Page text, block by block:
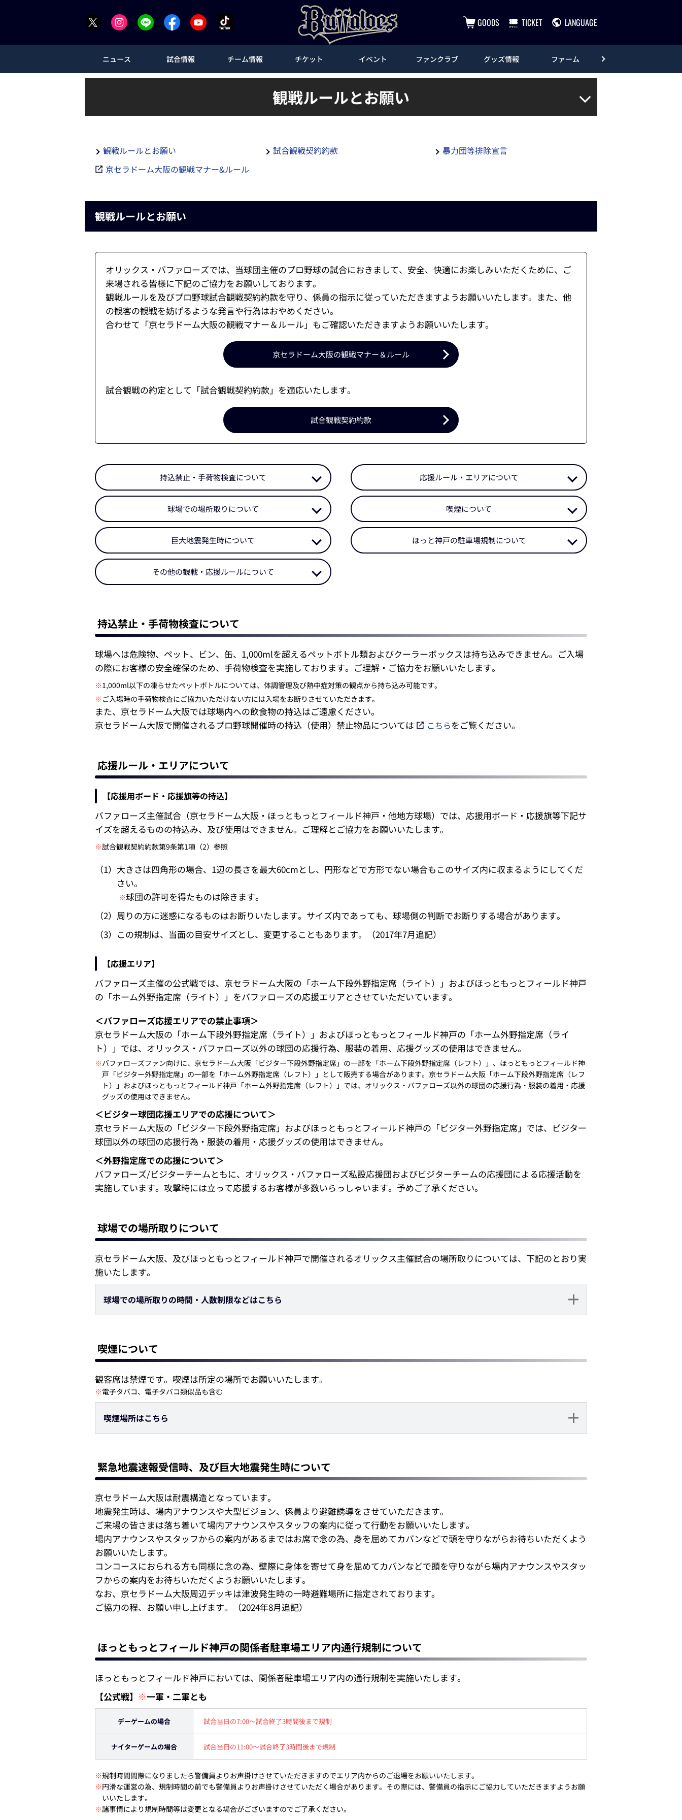
GOODS TICKET LANGUAGE
ニュース 試合情報 チーム情報 チケット イベント ファンクラブ グッズ情報 ファーム
観戦ルールとお願い
観戦ルールとお願い 試合観戦契約約款
暴力団等排除宣言
京セラドーム大阪の観戦マナー&ルール
観戦ルールとお願い
オリックス・バファローズでは、当球団主催のプロ野球の試合におきまして、安全、快適にお楽しみいただくために、ご
来場される皆様に下記のご協力をお願いしております。
観戦ルールを及びプロ野球試合観戦契約約款を守り、係員の指示に従っていただきますようお願いいたします。また、他
の観客の観戦を妨げるような発言や行為はおやめください。
合わせて「京セラドーム大阪の観戦マナー＆ルール」もご確認いただきますようお願いいたします。
京セラドーム大阪の観戦マナー＆ルール
試合観戦の約定として「試合観戦契約約款」を適応いたします。
試合観戦契約約款
持込禁止・手荷物検査について 応援ルール・エリアについて
球場での場所取りについて 喫煙について
巨大地震発生時について ほっと神戸の駐車場規制について
その他の観戦・応援ルールについて
持込禁止・手荷物検査について
球場へは危険物、ペット、ビン、缶、1,000mlを超えるペットボトル類およびクーラーボックスは持ち込みできません。ご入場
の際にお客様の安全確保のため、手荷物検査を実施しております。ご理解・ご協力をお願いいたします。
※1,000ml以下の凍らせたペットボトルについては、体調管理及び熱中症対策の観点から持ち込み可能です。
※ ご入場時の手荷物検査にご協力いただけない方には入場をお断りさせていただきます。
また、京セラドーム大阪では球場内への飲食物の持込はご遠慮ください。
京セラドーム大阪で開催されるプロ野球開催時の持込（使用）禁止物品については
こちらをご覧ください。
応援ルール・エリアについて
【応援用ボード・応援旗等の持込】
バファローズ主催試合（京セラドーム大阪・ほっともっとフィールド神戸・他地方球場）では、応援用ボード・応援旗等下記サ
イズを超えるものの持込み、及び使用はできません。ご理解とご協力をお願いいたします。
※試合観戦契約約款第9条第1項（2）参照
（1）大きさは四角形の場合、1辺の長さを最大60cmとし、円形などで方形でない場合もこのサイズ内に収まるようにしてくだ
さい。
※球団の許可を得たものは除きます。
（2）周りの方に迷惑になるものはお断りいたします。サイズ内であっても、球場側の判断でお断りする場合があります。
（3）この規制は、当面の目安サイズとし、変更することもあります。（2017年7月追記）
【応援エリア】
バファローズ主催の公式戦では、京セラドーム大阪の「ホーム下段外野指定席（ライト）」およびほっともっとフィールド神戸
の「ホーム外野指定席（ライト）」をバファローズの応援エリアとさせていただいています。
＜バファローズ応援エリアでの禁止事項＞
京セラドーム大阪の「ホーム下段外野指定席（ライト）」およびほっともっとフィールド神戸の「ホーム外野指定席（ライ
ト）」では、オリックス・バファローズ以外の球団の応援行為、服装の着用、応援グッズの使用はできません。
※バファローズファン向けに、京セラドーム大阪「ビジター下段外野指定席」の一部を「ホーム下段外野指定席（レフト）」、ほっともっとフィールド神
戸「ビジター外野指定席」の一部を「ホーム外野指定席（レフト）」として販売する場合があります。京セラドーム大阪「ホーム下段外野指定席（レフ
ト）」およびほっともっとフィールド神戸「ホーム外野指定席（レフト）」では、オリックス・バファローズ以外の球団の応援行為・服装の着用・応援
グッズの使用はできません。
＜ビジター球団応援エリアでの応援について＞
京セラドーム大阪の「ビジター下段外野指定席」およびほっともっとフィールド神戸の「ビジター外野指定席」では、ビジター
球団以外の球団の応援行為・服装の着用・応援グッズの使用はできません。
＜外野指定席での応援について＞
バファローズ/ビジターチームともに、オリックス・バファローズ私設応援団およびビジターチームの応援団による応援活動を
実施しています。攻撃時には立って応援するお客様が多数いらっしゃいます。予めご了承ください。
球場での場所取りについて
京セラドーム大阪、及びほっともっとフィールド神戸で開催されるオリックス主催試合の場所取りについては、下記のとおり実
施いたします。
球場での場所取りの時間・人数制限などはこちら
喫煙について
観客席は禁煙です。喫煙は所定の場所でお願いいたします。
※電子タバコ、電子タバコ類似品も含む
喫煙場所はこちら
緊急地震速報受信時、及び巨大地震発生時について
京セラドーム大阪は耐震構造となっています。
地震発生時は、場内アナウンスや大型ビジョン、係員より避難誘導をさせていただきます。
ご来場の皆さまは落ち着いて場内アナウンスやスタッフの案内に従って行動をお願いいたします。
場内アナウンスやスタッフからの案内があるまではお席で念の為、身を屈めてカバンなどで頭を守りながらお待ちいただくよう
お願いいたします。
コンコースにおられる方も同様に念の為、壁際に身体を寄せて身を屈めてカバンなどで頭を守りながら場内アナウンスやスタッ
フからの案内をお待ちいただくようお願いいたします。
なお、京セラドーム大阪周辺デッキは津波発生時の一時避難場所に指定されております。
ご協力の程、お願い申し上げます。（2024年8月追記）
ほっともっとフィールド神戸の関係者駐車場エリア内通行規制について
ほっともっとフィールド神戸においては、関係者駐車場エリア内の通行規制を実施いたします。
【公式戦】 ※一軍・二軍とも
デーゲームの場合 試合当日の7:00～試合終了3時間後まで規制
ナイターゲームの場合 試合当日の11:00～試合終了3時間後まで規制
※規制時間間際になりましたら警備員よりお声掛けさせていただきますのでエリア内からのご退場をお願いいたします。
※円滑な運営の為、規制時間の前でも警備員よりお声掛けさせていただく場合があります。その際には、警備員の指示にご協力していただきますようお願
いいたします。
※諸事情により規制時間等は変更となる場合がございますのでご了承ください。